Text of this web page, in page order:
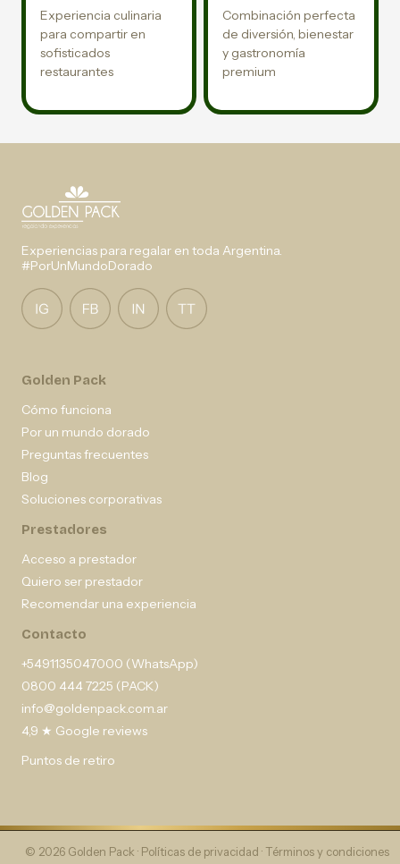
Experiencia culinaria
para compartir en
sofisticados
restaurantes
Combinación perfecta
de diversión, bienestar
y gastronomía
premium
Experiencias para regalar en toda Argentina.
#PorUnMundoDorado
Golden Pack
Cómo funciona
Por un mundo dorado
Preguntas frecuentes
Blog
Soluciones corporativas
Prestadores
Acceso a prestador
Quiero ser prestador
Recomendar una experiencia
Contacto
+5491135047000 (WhatsApp)
0800 444 7225 (PACK)
info@goldenpack.com.ar
4,9 ★ Google reviews
Puntos de retiro
© 2026 Golden Pack · Políticas de privacidad · Términos y condiciones